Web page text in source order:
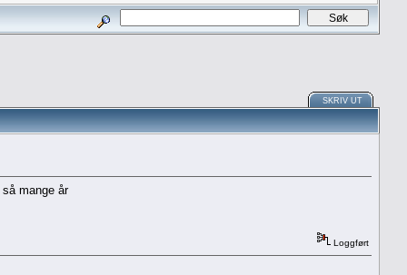
SKRIV UT
mange år
Loggført